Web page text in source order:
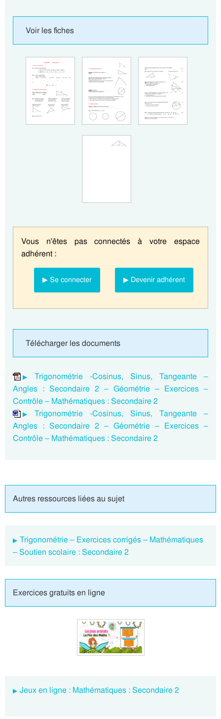
Voir les fiches
Vous n'êtes pas connectés à votre espace
adhérent :
▶ Se connecter ▶ Devenir adhérent
Télécharger les documents
Trigonométrie -Cosinus, Sinus, Tangeante –
Angles : Secondaire 2 – Géométrie – Exercices –
Contrôle – Mathématiques : Secondaire 2
Trigonométrie -Cosinus, Sinus, Tangeante –
Angles : Secondaire 2 – Géométrie – Exercices –
Contrôle – Mathématiques : Secondaire 2
Autres ressources liées au sujet
Trigonométrie – Exercices corrigés – Mathématiques
– Soutien scolaire : Secondaire 2
Exercices gratuits en ligne
Jeux en ligne : Mathématiques : Secondaire 2